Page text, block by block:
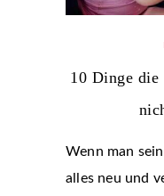
10 Dinge
Wenn man
alles neu und